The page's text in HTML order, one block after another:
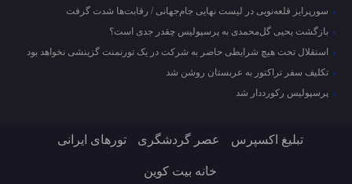
سورپرایز قلعه‌نویی در لیست نهایی جام‌جهانی / رقابت‌ها شدت گرفت
بازگشت یحیی گل‌محمدی به پرسپولیس چقدر جدی است؟
استقلال تحت هیچ شرایطی حاضر به شرکت در یک تورنمنت گزینشی نخواهد بود
تکلیف سفر تراکتور به عربستان روشن شد
پرسپولیس رکورددار شد
تبلیغ اکسپرس عصر گردشگری تورهای ایرانی
خانه بیت کوین